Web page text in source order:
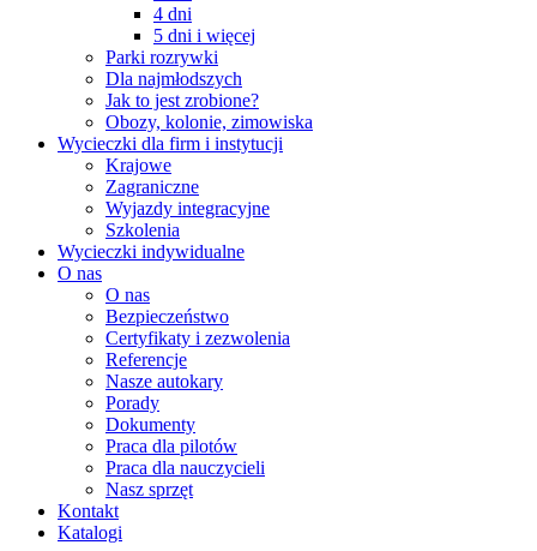
4 dni
5 dni i więcej
Parki rozrywki
Dla najmłodszych
Jak to jest zrobione?
Obozy, kolonie, zimowiska
Wycieczki dla firm i instytucji
Krajowe
Zagraniczne
Wyjazdy integracyjne
Szkolenia
Wycieczki indywidualne
O nas
O nas
Bezpieczeństwo
Certyfikaty i zezwolenia
Referencje
Nasze autokary
Porady
Dokumenty
Praca dla pilotów
Praca dla nauczycieli
Nasz sprzęt
Kontakt
Katalogi